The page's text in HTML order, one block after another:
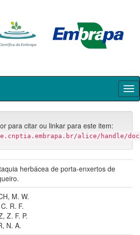
para citar ou linkar para este item:
alice/handle/
herbácea de porta-enxertos de
M. W.
R. F.
Z. F. P.
N. A.